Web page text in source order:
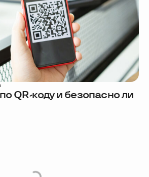
QR-коду и безопасно ли
L
o
a
d
M
o
re